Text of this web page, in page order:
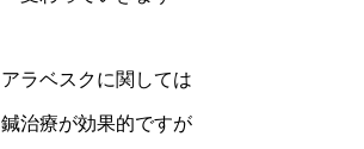
アラベスクに関しては
鍼治療が効果的ですが